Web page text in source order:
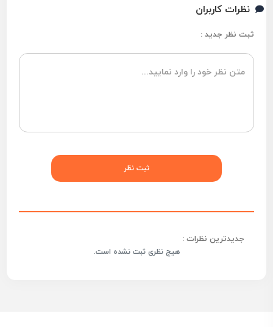
نظرات کاربران
ثبت نظر جدید :
جدیدترین نظرات :
هیچ نظری ثبت نشده است.